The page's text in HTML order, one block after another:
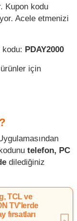
Kupon kodu
Acele etmenizi
kodu: PDAY2000
için
telefon, PC
dilediğiniz
TCL ve
TV'lerde
fırsatları